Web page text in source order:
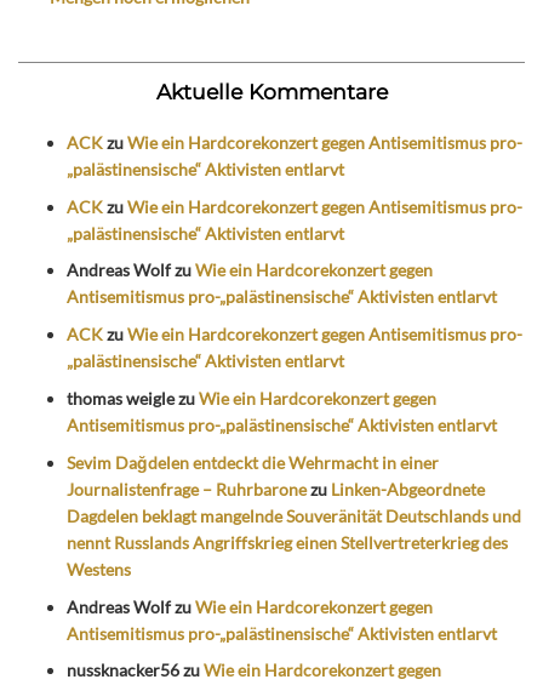
Aktuelle Kommentare
ACKzuWie ein Hardcorekonzert gegen Antisemitismus pro-
„palästinensische“ Aktivisten entlarvt
ACKzuWie ein Hardcorekonzert gegen Antisemitismus pro-
„palästinensische“ Aktivisten entlarvt
Andreas WolfzuWie ein Hardcorekonzert gegen
Antisemitismus pro-„palästinensische“ Aktivisten entlarvt
ACKzuWie ein Hardcorekonzert gegen Antisemitismus pro-
„palästinensische“ Aktivisten entlarvt
thomas weiglezuWie ein Hardcorekonzert gegen
Antisemitismus pro-„palästinensische“ Aktivisten entlarvt
Sevim Dağdelen entdeckt die Wehrmacht in einer
Journalistenfrage – Ruhrbaronezu Linken-Abgeordnete
Dagdelen beklagt mangelnde Souveränität Deutschlands und
nennt Russlands Angriffskrieg einen Stellvertreterkrieg des
Westens
Andreas WolfzuWie ein Hardcorekonzert gegen
Antisemitismus pro-„palästinensische“ Aktivisten entlarvt
nussknacker56zuWie ein Hardcorekonzert gegen